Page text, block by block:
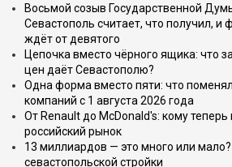
Восьмой созыв Государственной
Севастополь считает, что получил, и
ждёт от девятого
Цепочка вместо чёрного ящика: что
цен даёт Севастополю?
Одна форма вместо пяти: что
компаний с 1 августа 2026 года
От Renault до McDonald's: кому теперь
российский рынок
13 миллиардов — это много или мало?
севастопольской стройки